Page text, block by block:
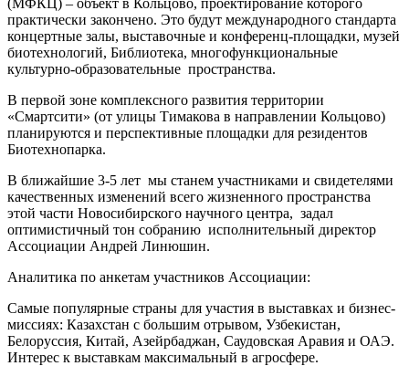
практически закончено. Это будут международного стандарта
концертные залы, выставочные и конференц-площадки, музей
биотехнологий, Библиотека, многофункциональные
культурно-образовательные пространства.
В первой зоне комплексного развития территории
«Смартсити» (от улицы Тимакова в направлении Кольцово)
планируются и перспективные площадки для резидентов
Биотехнопарка.
В ближайшие 3-5 лет мы станем участниками и свидетелями
качественных изменений всего жизненного пространства
этой части Новосибирского научного центра, задал
оптимистичный тон собранию исполнительный директор
Ассоциации Андрей Линюшин.
Аналитика по анкетам участников Ассоциации:
Самые популярные страны для участия в выставках и бизнес-
миссиях: Казахстан с большим отрывом, Узбекистан,
Белоруссия, Китай, Азейрбаджан, Саудовская Аравия и ОАЭ.
Интерес к выставкам максимальный в агросфере.